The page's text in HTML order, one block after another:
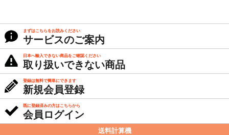
まずはこちらをお読みください
サービスのご案内
日本へ輸入できない商品をご確認ください
取り扱いできない商品
登録は無料で簡単にできます
新規会員登録
既に登録済みの方はこちらから
会員ログイン
送料計算機